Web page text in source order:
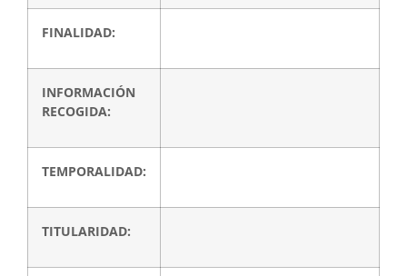
FINALIDAD:
INFORMACIÓN
RECOGIDA:
TEMPORALIDAD:
TITULARIDAD: